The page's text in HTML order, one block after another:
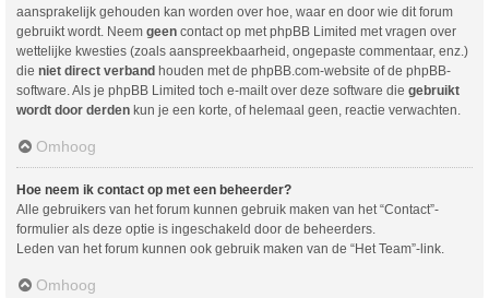
aansprakelijk gehouden kan worden over hoe, waar en door wie dit forum
gebruikt wordt. Neem geen contact op met phpBB Limited met vragen over
wettelijke kwesties (zoals aanspreekbaarheid, ongepaste commentaar, enz.)
die niet direct verband houden met de phpBB.com-website of de phpBB-
software. Als je phpBB Limited toch e-mailt over deze software die gebruikt
wordt door derden kun je een korte, of helemaal geen, reactie verwachten.
Omhoog
Hoe neem ik contact op met een beheerder?
Alle gebruikers van het forum kunnen gebruik maken van het “Contact”-
formulier als deze optie is ingeschakeld door de beheerders.
Leden van het forum kunnen ook gebruik maken van de “Het Team”-link.
Omhoog